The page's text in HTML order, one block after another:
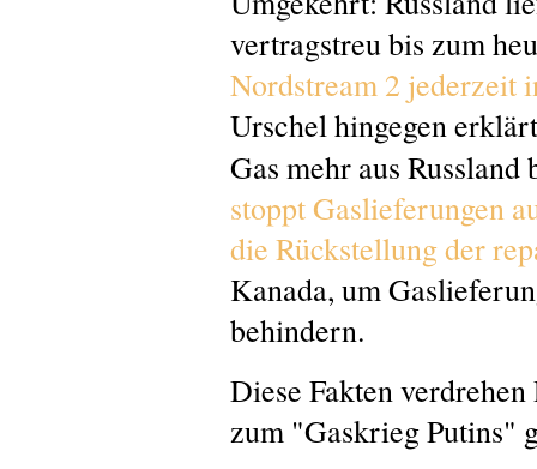
vertragstreu bis zum
Nordstream 2 jederzeit
Urschel hingegen
Gas mehr aus
stoppt Gaslieferungen
die Rückstellung der
Kanada, um
behindern.
Diese Fakten
zum "Gaskrieg Putins"